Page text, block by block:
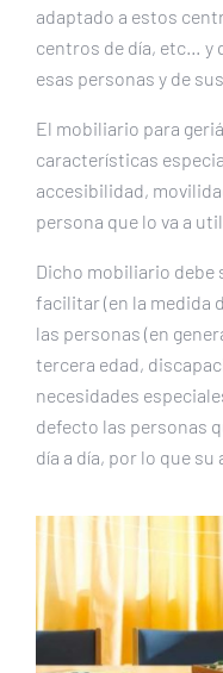
adaptado a estos
centros de día, etc… y
esas personas y de
El mobiliario para
características
accesibilidad,
persona que lo va a
Dicho mobiliario debe
facilitar (en la medida
las personas (en
tercera edad,
necesidades
defecto las personas
día a día, por lo que